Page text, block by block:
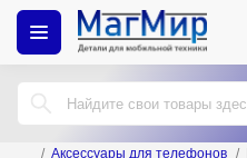
Аксессуары для телефонов